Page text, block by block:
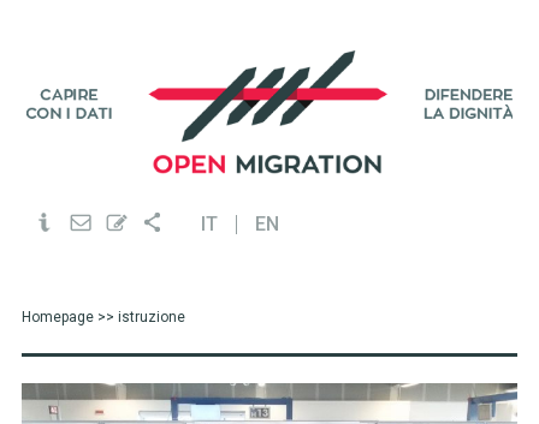
IT EN
Homepage>> istruzione